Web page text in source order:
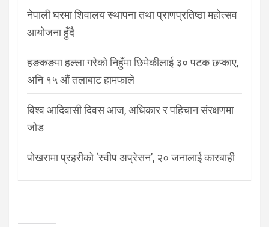
नेपाली घरमा शिवालय स्थापना तथा प्राणप्रतिष्ठा महोत्सव
आयोजना हुँदै
हङकङमा हल्ला गरेको निहुँमा छिमेकीलाई ३० पटक छप्काए,
अनि १५ औं तलाबाट हामफाले
विश्व आदिवासी दिवस आज, अधिकार र पहिचान संरक्षणमा
जोड
पोखरामा प्रहरीको ‘स्वीप अप्रेसन’, २० जनालाई कारबाही